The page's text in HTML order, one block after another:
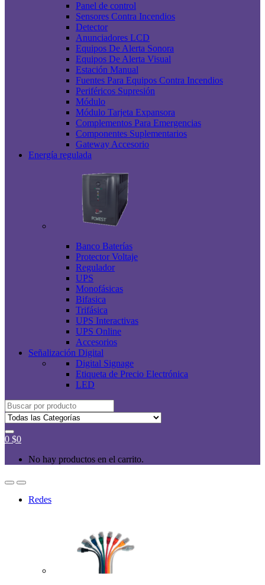
Panel de control
Sensores Contra Incendios
Detector
Anunciadores LCD
Equipos De Alerta Sonora
Equipos De Alerta Visual
Estación Manual
Fuentes Para Equipos Contra Incendios
Periféricos Supresión
Módulo
Módulo Tarjeta Expansora
Complementos Para Emergencias
Componentes Suplementarios
Gateway Accesorio
Energía regulada
Banco Baterías
Protector Voltaje
Regulador
UPS
Monofásicas
Bifasica
Trifásica
UPS Interactivas
UPS Online
Accesorios
Señalización Digital
Digital Signage
Etiqueta de Precio Electrónica
LED
Buscar
por:
0 $0
No hay productos en el carrito.
Redes